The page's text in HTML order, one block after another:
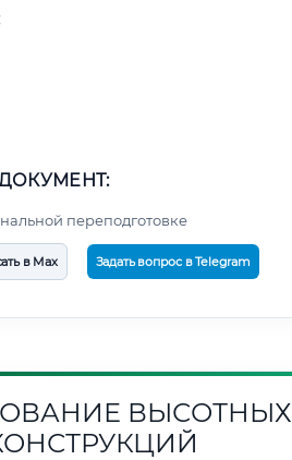
переподготовке
в Max Задать вопрос в Telegram
ВЫСОТНЫХ